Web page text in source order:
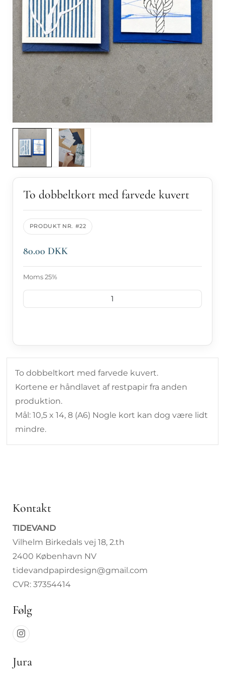
To dobbeltkort med farvede kuvert
PRODUKT NR. #22
80.00 DKK
Moms 25%
To dobbeltkort med farvede kuvert.
Kortene er håndlavet af restpapir fra anden
produktion.
Mål: 10,5 x 14, 8 (A6) Nogle kort kan dog være lidt
mindre.
Kontakt
TIDEVAND
Vilhelm Birkedals vej 18, 2.th
2400 København NV
tidevandpapirdesign@gmail.com
CVR: 37354414
Følg
Jura